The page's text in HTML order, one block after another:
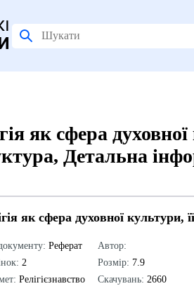
як сфера
Детальна
як сфера духовної культури,
Реферат
2
Релігієзнавство
Автор:
Розмір: 7.9
Скачувань: 2660